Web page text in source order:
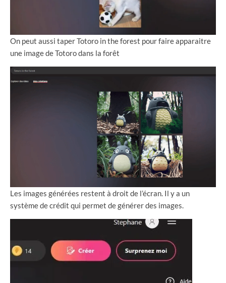
On peut aussi taper Totoro in the forest pour faire apparaitre
une image de Totoro dans la forêt
Les images générées restent à droit de l’écran. Il y a un
système de crédit qui permet de générer des images.